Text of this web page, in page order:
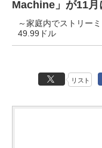
Machine」が11月
～家庭内でストリー
49.99ドル
リスト